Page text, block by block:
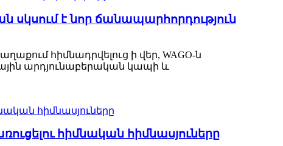
սկսում է նոր ճանապարհորդություն
հիմնադրվելուց ի վեր, WAGO-ն
արդյունաբերական կապի և
հիմնական հիմնասյուները